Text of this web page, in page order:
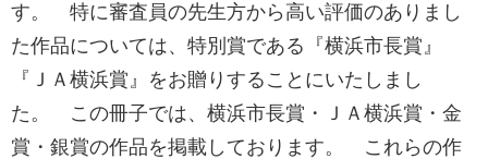
す。 特に審査員の先生方から高い評価のありまし
た作品については、特別賞である『横浜市長賞』
『ＪＡ横浜賞』をお贈りすることにいたしまし
た。 この冊子では、横浜市長賞・ＪＡ横浜賞・金
賞・銀賞の作品を掲載しております。 これらの作